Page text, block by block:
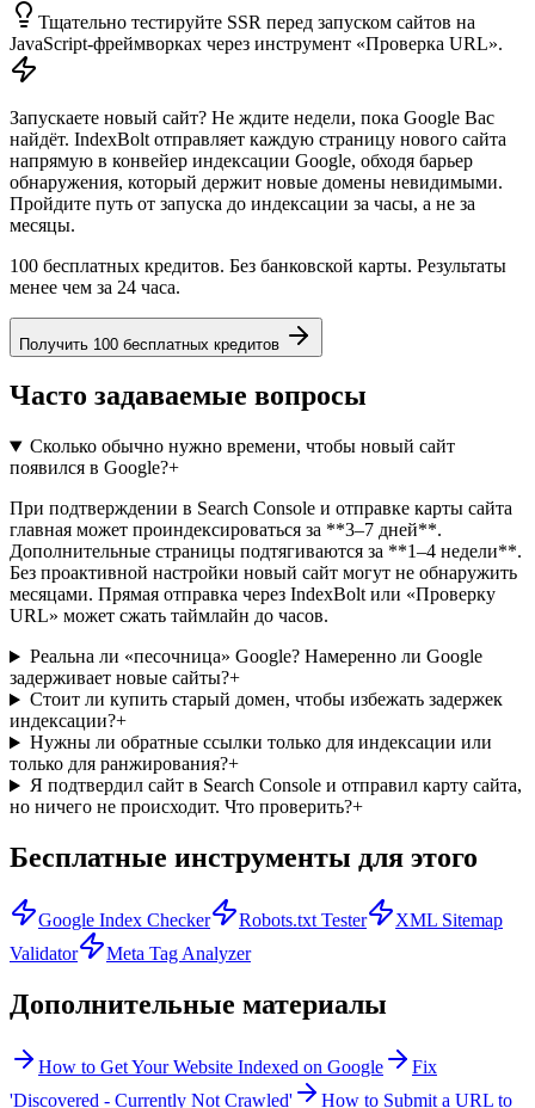
Тщательно тестируйте SSR перед запуском сайтов на
JavaScript-фреймворках через инструмент «Проверка URL».
Запускаете новый сайт? Не ждите недели, пока Google Вас
найдёт. IndexBolt отправляет каждую страницу нового сайта
напрямую в конвейер индексации Google, обходя барьер
обнаружения, который держит новые домены невидимыми.
Пройдите путь от запуска до индексации за часы, а не за
месяцы.
100 бесплатных кредитов. Без банковской карты. Результаты
менее чем за 24 часа.
Получить 100 бесплатных кредитов
Часто задаваемые вопросы
Сколько обычно нужно времени, чтобы новый сайт
появился в Google?+
При подтверждении в Search Console и отправке карты сайта
главная может проиндексироваться за **3–7 дней**.
Дополнительные страницы подтягиваются за **1–4 недели**.
Без проактивной настройки новый сайт могут не обнаружить
месяцами. Прямая отправка через IndexBolt или «Проверку
URL» может сжать таймлайн до часов.
Реальна ли «песочница» Google? Намеренно ли Google
задерживает новые сайты?+
Стоит ли купить старый домен, чтобы избежать задержек
индексации?+
Нужны ли обратные ссылки только для индексации или
только для ранжирования?+
Я подтвердил сайт в Search Console и отправил карту сайта,
но ничего не происходит. Что проверить?+
Бесплатные инструменты для этого
Google Index Checker Robots.txt Tester
XML Sitemap
Validator
Meta Tag Analyzer
Дополнительные материалы
How to Get Your Website Indexed on Google
Fix
'Discovered - Currently Not Crawled'
How to Submit a URL to